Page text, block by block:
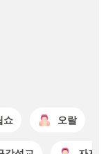
쇼 오랄